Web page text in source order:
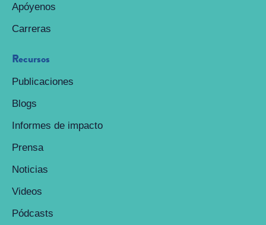
Apóyenos
Carreras
Recursos
Publicaciones
Blogs
Informes de impacto
Prensa
Noticias
Videos
Pódcasts